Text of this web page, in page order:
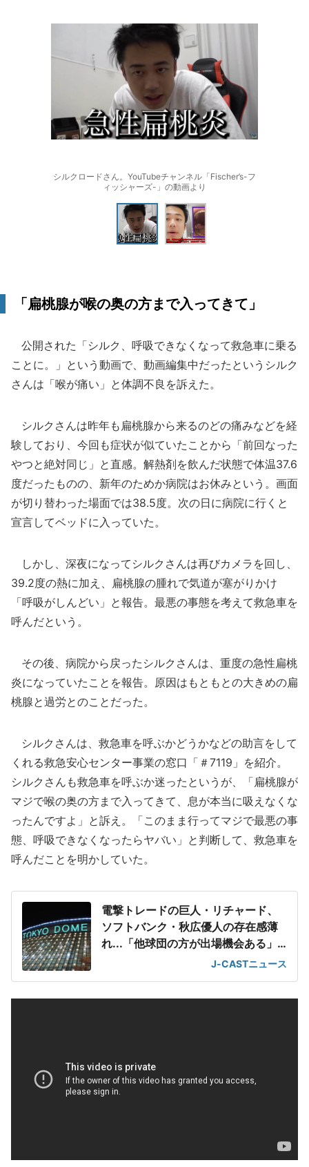
シルクロードさん。YouTubeチャンネル「Fischer’s-フ
ィッシャーズ-」の動画より
「扁桃腺が喉の奥の方まで入ってきて」
公開された「シルク、呼吸できなくなって救急車に乗る
ことに。」という動画で、動画編集中だったというシルク
さんは「喉が痛い」と体調不良を訴えた。
シルクさんは昨年も扁桃腺から来るのどの痛みなどを経
験しており、今回も症状が似ていたことから「前回なった
やつと絶対同じ」と直感。解熱剤を飲んだ状態で体温37.6
度だったものの、新年のためか病院はお休みという。画面
が切り替わった場面では38.5度。次の日に病院に行くと
宣言してベッドに入っていた。
しかし、深夜になってシルクさんは再びカメラを回し、
39.2度の熱に加え、扁桃腺の腫れで気道が塞がりかけ
「呼吸がしんどい」と報告。最悪の事態を考えて救急車を
呼んだという。
その後、病院から戻ったシルクさんは、重度の急性扁桃
炎になっていたことを報告。原因はもともとの大きめの扁
桃腺と過労とのことだった。
シルクさんは、救急車を呼ぶかどうかなどの助言をして
くれる救急安心センター事業の窓口「＃7119」を紹介。
シルクさんも救急車を呼ぶか迷ったというが、「扁桃腺が
マジで喉の奥の方まで入ってきて、息が本当に吸えなくな
ったんですよ」と訴え。「このまま行ってマジで最悪の事
態、呼吸できなくなったらヤバい」と判断して、救急車を
呼んだことを明かしていた。
電撃トレードの巨人・リチャード、
ソフトバンク・秋広優人の存在感薄
れ...「他球団の方が出場機会ある」
J-CASTニュース